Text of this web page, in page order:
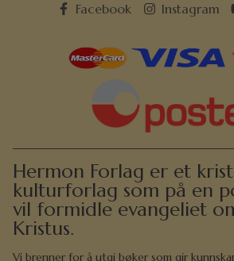
Facebook Instagram
Hermon Forlag er et
kulturforlag som på en
vil formidle evangeliet
Kristus.
Vi brenner for å utgi bøker som gir